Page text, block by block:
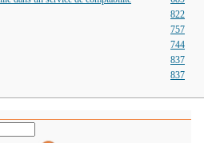
822
757
744
837
837